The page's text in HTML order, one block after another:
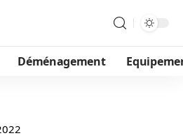
Déménagement